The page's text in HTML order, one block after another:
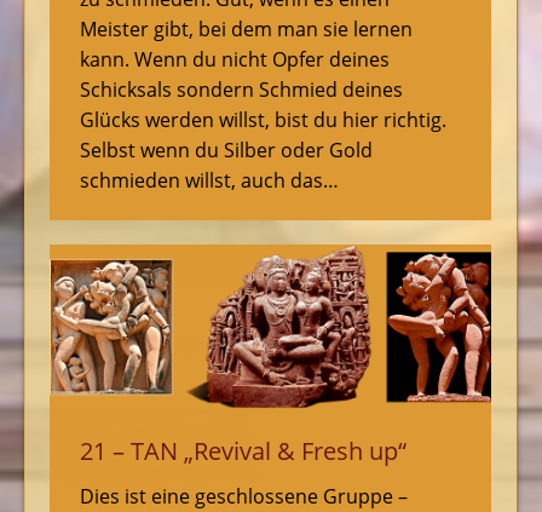
Meister gibt, bei dem man sie lernen
kann. Wenn du nicht Opfer deines
Schicksals sondern Schmied deines
Glücks werden willst, bist du hier richtig.
Selbst wenn du Silber oder Gold
schmieden willst, auch das…
21 – TAN „Revival & Fresh up“
Dies ist eine geschlossene Gruppe –